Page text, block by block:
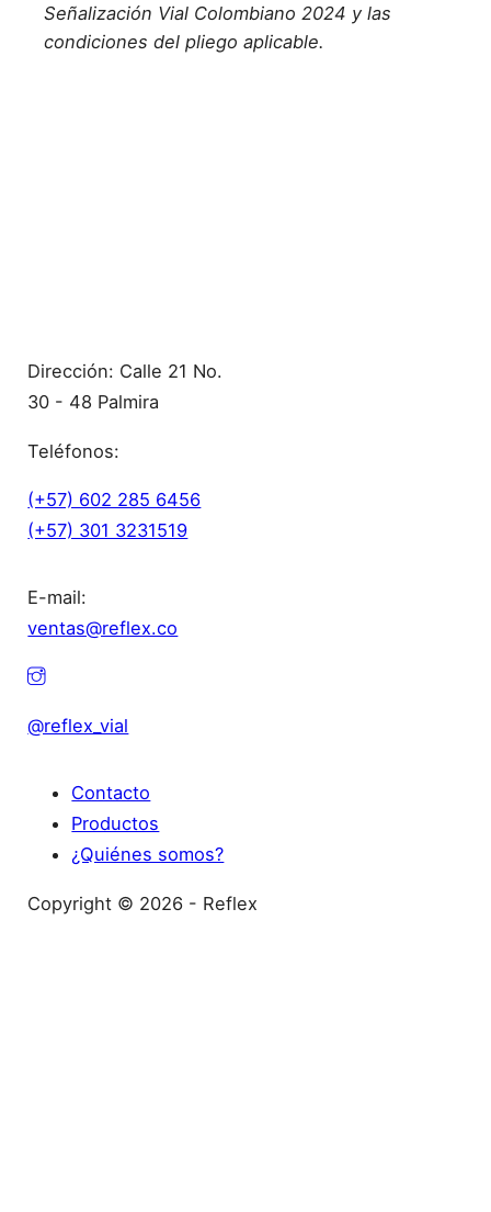
Señalización Vial Colombiano 2024 y las
condiciones del pliego aplicable.
Dirección: Calle 21 No.
30 - 48 Palmira
Teléfonos:
(+57) 602 285 6456
(+57) 301 3231519
E-mail:
ventas@reflex.co
@reflex_vial
Contacto
Productos
¿Quiénes somos?
Copyright © 2026 - Reflex